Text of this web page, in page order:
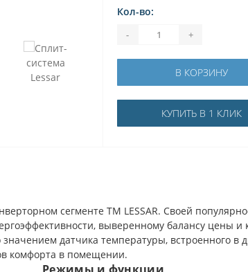
Кол-во:
- +
В КОРЗИНУ
КУПИТЬ В 1 КЛИК
сегменте TM LESSAR. Своей
выверенному балансу цены
датчика температуры, встроенного в
комфорта в помещении.